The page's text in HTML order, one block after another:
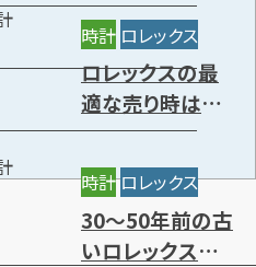
い・今後の資産
価値を解説
時計 ロレックス
ロレックスの最
適な売り時はい
つ？円安の影響
と高価買取時期
7選
時計 ロレックス
30～50年前の古
いロレックスに